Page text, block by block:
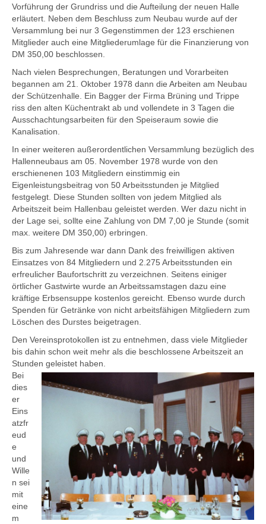
Vorführung der Grundriss und die Aufteilung der neuen Halle
erläutert. Neben dem Beschluss zum Neubau wurde auf der
Versammlung bei nur 3 Gegenstimmen der 123 erschienen
Mitglieder auch eine Mitgliederumlage für die Finanzierung von
DM 350,00 beschlossen.
Nach vielen Besprechungen, Beratungen und Vorarbeiten
begannen am 21. Oktober 1978 dann die Arbeiten am Neubau
der Schützenhalle. Ein Bagger der Firma Brüning und Trippe
riss den alten Küchentrakt ab und vollendete in 3 Tagen die
Ausschachtungsarbeiten für den Speiseraum sowie die
Kanalisation.
In einer weiteren außerordentlichen Versammlung bezüglich des
Hallenneubaus am 05. November 1978 wurde von den
erschienenen 103 Mitgliedern einstimmig ein
Eigenleistungsbeitrag von 50 Arbeitsstunden je Mitglied
festgelegt. Diese Stunden sollten von jedem Mitglied als
Arbeitszeit beim Hallenbau geleistet werden. Wer dazu nicht in
der Lage sei, sollte eine Zahlung von DM 7,00 je Stunde (somit
max. weitere DM 350,00) erbringen.
Bis zum Jahresende war dann Dank des freiwilligen aktiven
Einsatzes von 84 Mitgliedern und 2.275 Arbeitsstunden ein
erfreulicher Baufortschritt zu verzeichnen. Seitens einiger
örtlicher Gastwirte wurde an Arbeitssamstagen dazu eine
kräftige Erbsensuppe kostenlos gereicht. Ebenso wurde durch
Spenden für Getränke von nicht arbeitsfähigen Mitgliedern zum
Löschen des Durstes beigetragen.
Den Vereinsprotokollen ist zu entnehmen, dass viele Mitglieder
bis dahin schon weit mehr als die beschlossene Arbeitszeit an
Stunden geleistet haben.
Bei
dies
er
Eins
atzfr
eud
e
und
Wille
n sei
mit
eine
m